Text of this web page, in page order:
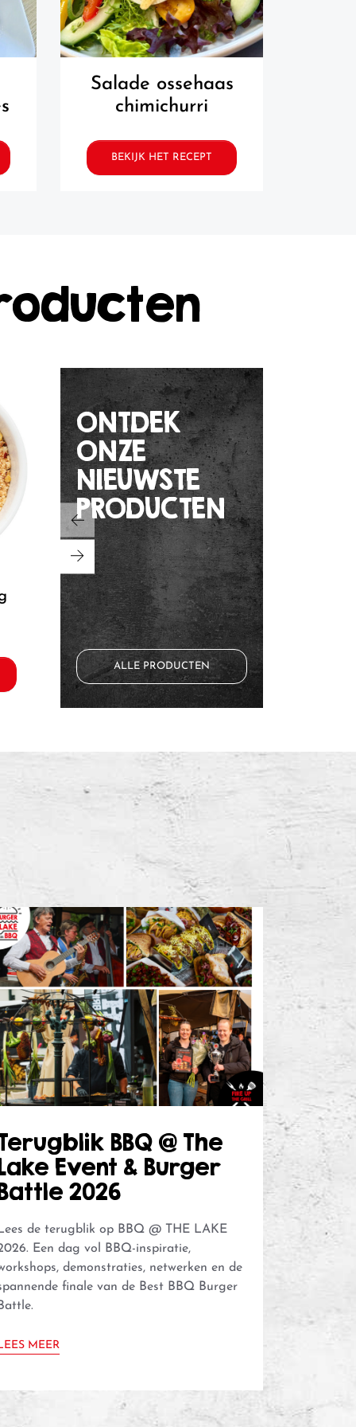
salade ossehaas
chimichurri
BEKIJK HET RECEPT
ONTDEK
ONZE
NIEUWSTE
PRODUCTEN
ALLE PRODUCTEN
indische rijstmix
BEKIJK HET PRODUCT
BBQ @ The
Event & Burger
2026
de terugblik op BBQ @ THE LAKE
Een dag vol BBQ-inspiratie,
demonstraties, netwerken en de
finale van de Best BBQ Burger
MEER